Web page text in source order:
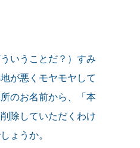
いうことだ？）すみ
が悪くモヤモヤして
のお名前から、「本
除していただくわけ
ょうか。